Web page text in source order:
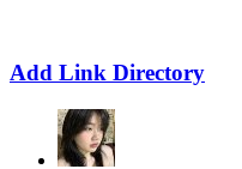
Add Link Directory